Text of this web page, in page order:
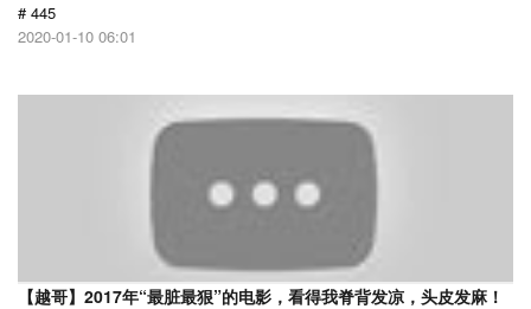
# 445
2020-01-10 06:01
【越哥】2017年“最脏最狠”的电影，看得我脊背发凉，头皮发麻！